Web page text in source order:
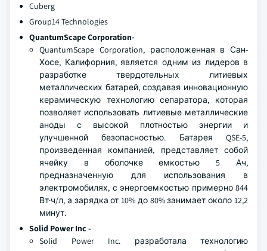
Cuberg
Group14 Technologies
QuantumScape Corporation-
QuantumScape Corporation, расположенная в Сан-
Хосе, Калифорния, является одним из лидеров в
разработке твердотельных литиевых
металлических батарей, создавая инновационную
керамическую технологию сепаратора, которая
позволяет использовать литиевые металлические
аноды с высокой плотностью энергии и
улучшенной безопасностью. Батарея QSE-5,
произведенная компанией, представляет собой
ячейку в оболочке емкостью 5 Ач,
предназначенную для использования в
электромобилях, с энергоемкостью примерно 844
Вт·ч/л, а зарядка от 10% до 80% занимает около 12,2
минут.
Solid Power Inc -
Solid Power Inc. разработала технологию